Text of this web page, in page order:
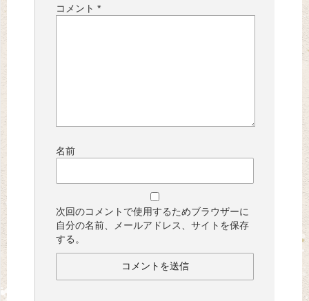
コメント *
名前
次回のコメントで使用するためブラウザーに
自分の名前、メールアドレス、サイトを保存
する。